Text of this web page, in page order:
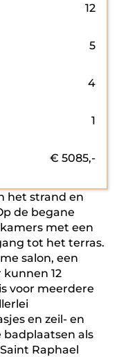
12
5
4
1
€ 5085,-
het strand en
de begane
met een
tot het terras.
salon, een
kunnen 12
voor meerdere
en zeil- en
als
Raphael